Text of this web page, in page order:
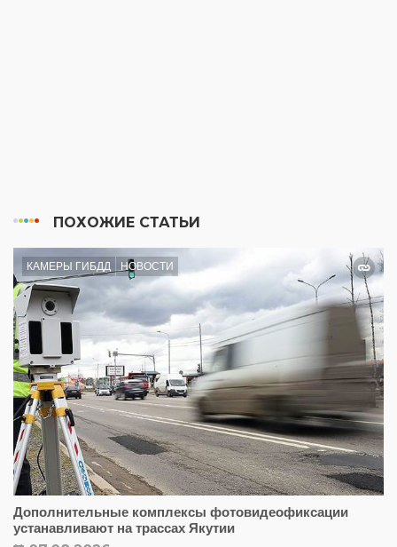
ПОХОЖИЕ СТАТЬИ
КАМЕРЫ ГИБДД НОВОСТИ
Дополнительные комплексы фотовидеофиксации
устанавливают на трассах Якутии